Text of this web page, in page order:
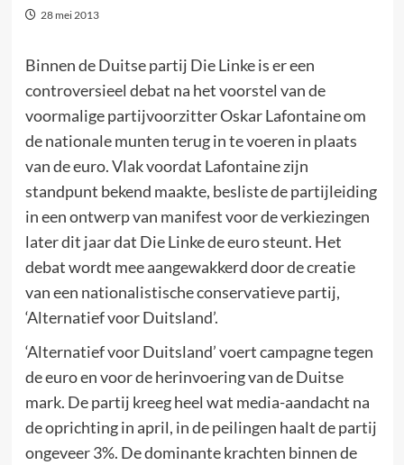
28 mei 2013
Binnen de Duitse partij Die Linke is er een
controversieel debat na het voorstel van de
voormalige partijvoorzitter Oskar Lafontaine om
de nationale munten terug in te voeren in plaats
van de euro. Vlak voordat Lafontaine zijn
standpunt bekend maakte, besliste de partijleiding
in een ontwerp van manifest voor de verkiezingen
later dit jaar dat Die Linke de euro steunt. Het
debat wordt mee aangewakkerd door de creatie
van een nationalistische conservatieve partij,
‘Alternatief voor Duitsland’.
‘Alternatief voor Duitsland’ voert campagne tegen
de euro en voor de herinvoering van de Duitse
mark. De partij kreeg heel wat media-aandacht na
de oprichting in april, in de peilingen haalt de partij
ongeveer 3%. De dominante krachten binnen de